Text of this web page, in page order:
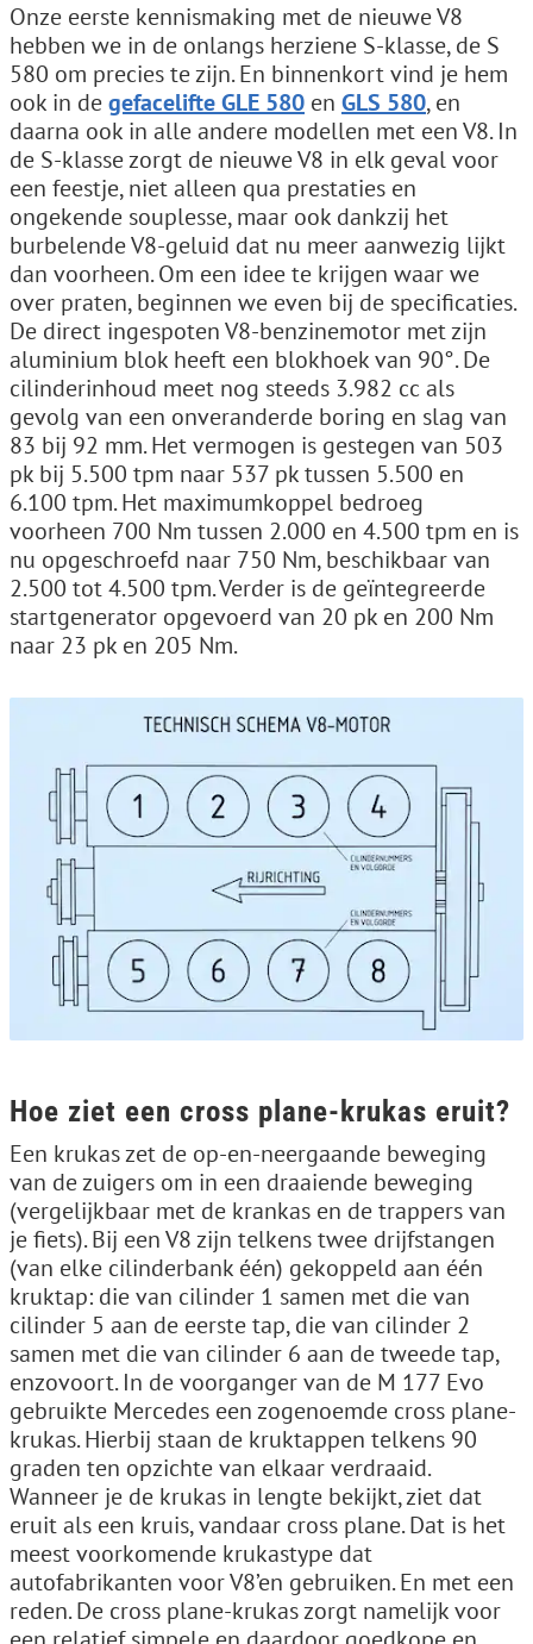
Onze eerste kennismaking met de nieuwe V8
hebben we in de onlangs herziene S-klasse, de S
580 om precies te zijn. En binnenkort vind je hem
ook in degefacelifte GLE 580 en GLS 580, en
daarna ook in alle andere modellen met een V8. In
de S-klasse zorgt de nieuwe V8 in elk geval voor
een feestje, niet alleen qua prestaties en
ongekende souplesse, maar ook dankzij het
burbelende V8-geluid dat nu meer aanwezig lijkt
dan voorheen. Om een idee te krijgen waar we
over praten, beginnen we even bij de specificaties.
De direct ingespoten V8-benzinemotor met zijn
aluminium blok heeft een blokhoek van 90°. De
cilinderinhoud meet nog steeds 3.982 cc als
gevolg van een onveranderde boring en slag van
83 bij 92 mm. Het vermogen is gestegen van 503
pk bij 5.500 tpm naar 537 pk tussen 5.500 en
6.100 tpm. Het maximumkoppel bedroeg
voorheen 700 Nm tussen 2.000 en 4.500 tpm en is
nu opgeschroefd naar 750 Nm, beschikbaar van
2.500 tot 4.500 tpm. Verder is de geïntegreerde
startgenerator opgevoerd van 20 pk en 200 Nm
naar 23 pk en 205 Nm.
Hoe ziet een cross plane-krukas eruit?
Een krukas zet de op-en-neergaande beweging
van de zuigers om in een draaiende beweging
(vergelijkbaar met de krankas en de trappers van
je fiets). Bij een V8 zijn telkens twee drijfstangen
(van elke cilinderbank één) gekoppeld aan één
kruktap: die van cilinder 1 samen met die van
cilinder 5 aan de eerste tap, die van cilinder 2
samen met die van cilinder 6 aan de tweede tap,
enzovoort. In de voorganger van de M 177 Evo
gebruikte Mercedes een zogenoemde cross plane-
krukas. Hierbij staan de kruktappen telkens 90
graden ten opzichte van elkaar verdraaid.
Wanneer je de krukas in lengte bekijkt, ziet dat
eruit als een kruis, vandaar cross plane. Dat is het
meest voorkomende krukastype dat
autofabrikanten voor V8’en gebruiken. En met een
reden. De cross plane-krukas zorgt namelijk voor